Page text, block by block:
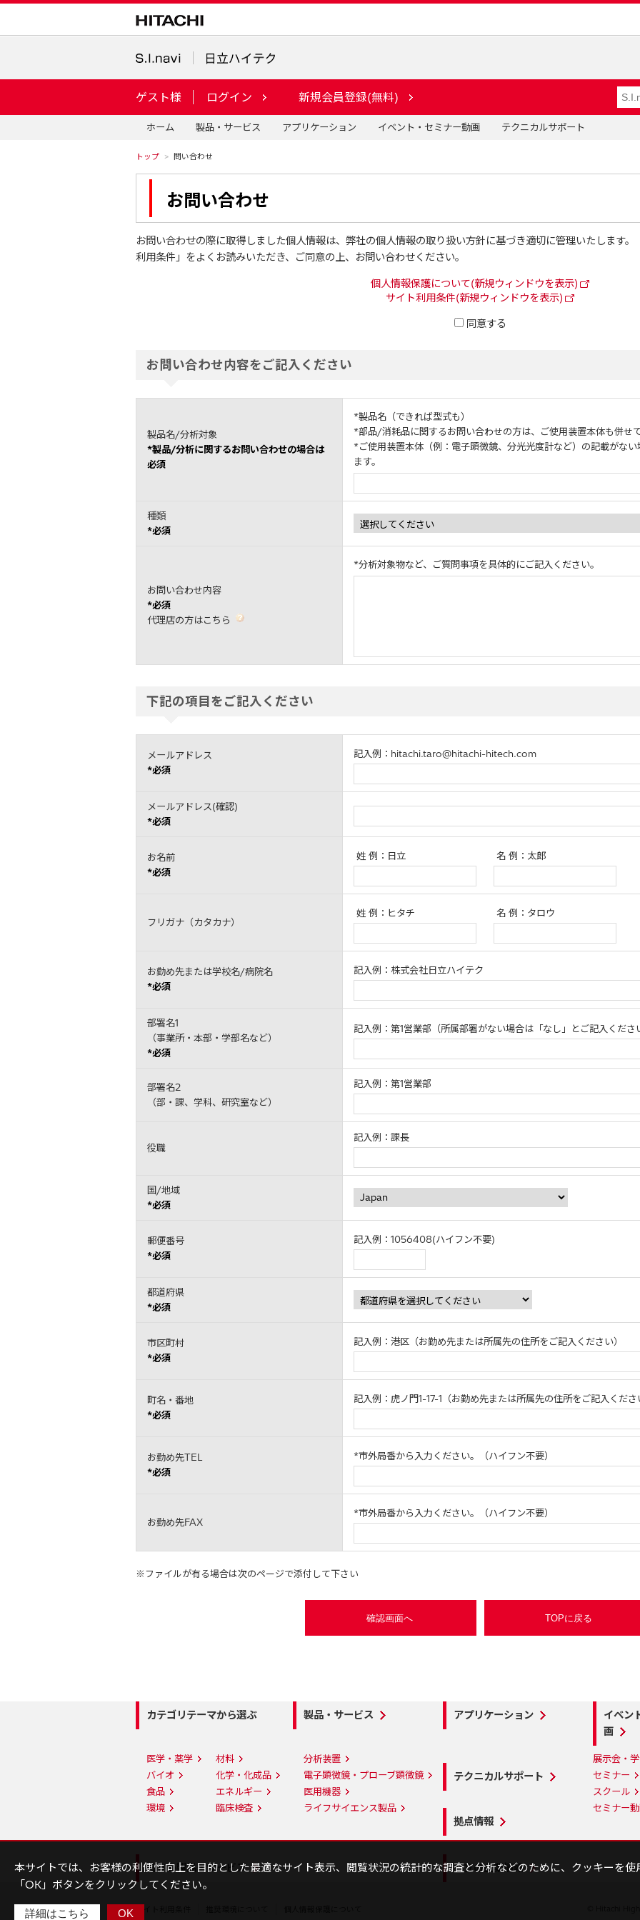
ゲスト様 ログイン 新規会員登録(無料)
ホーム 製品・サービス アプリケーション イベント・セミナー動画 テクニカルサポート
トップ 問い合わせ
お問い合わせ
お問い合わせの際に取得しました個人情報は、弊社の個人情報の取り扱い方針に基づき適切に管理いたします
利用条件」をよくお読みいただき、ご同意の上、お問い合わせください。
個人情報保護について(新規ウィンドウを表示)
サイト利用条件(新規ウィンドウを表示)
同意する
お問い合わせ内容をご記入ください
製品名/分析対象
*製品/分析に関するお問い合わせの場合は
必須
*製品名（できれば型式も）
*部品/消耗品に関するお問い合わせの方は、ご使用装置本体も併せ
*ご使用装置本体（例：電子顕微鏡、分光光度計など）の記載がな
ます。
種類
*必須
お問い合わせ内容
*必須
代理店の方はこちら
*分析対象物など、ご質問事項を具体的にご記入ください。
下記の項目をご記入ください
メールアドレス
*必須
記入例：hitachi.taro@hitachi-hitech.com
メールアドレス(確認)
*必須
お名前
*必須
姓 例：日立 名 例：太郎
フリガナ（カタカナ）
姓 例：ヒタチ 名 例：タロウ
お勤め先または学校名/病院名
*必須
記入例：株式会社日立ハイテク
部署名1
（事業所・本部・学部名など）
*必須
記入例：第1営業部（所属部署がない場合は「なし」とご記入くださ
部署名2
（部・課、学科、研究室など）
記入例：第1営業部
役職
記入例：課長
国/地域
*必須
郵便番号
*必須
記入例：1056408(ハイフン不要)
都道府県
*必須
市区町村
*必須
記入例：港区（お勤め先または所属先の住所をご記入ください）
町名・番地
*必須
記入例：虎ノ門1-17-1（お勤め先または所属先の住所をご記入くださ
お勤め先TEL
*必須
*市外局番から入力ください。（ハイフン不要）
お勤め先FAX
*市外局番から入力ください。（ハイフン不要）
※ファイルが有る場合は次のページで添付して下さい
カテゴリテーマから選ぶ 製品・サービス アプリケーション
イベン
画
医学・薬学
バイオ
食品
環境
材料
化学・化成品
エネルギー
臨床検査
分析装置
電子顕微鏡・プローブ顕微鏡
医用機器
ライフサイエンス製品
テクニカルサポート
拠点情報
展示会・
セミナー
スクール
セミナー
日立の製品・サービス 日立の企業情報
本サイトでは、お客様の利便性向上を目的とした最適なサイト表示、閲覧状況の統計的な調査と分析などのために、クッキーを
「OK」ボタンをクリックしてください。
詳細はこちら OK